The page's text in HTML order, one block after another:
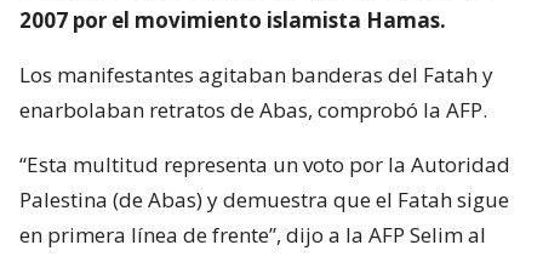
2007 por el movimiento islamista Hamas.
Los manifestantes agitaban banderas del Fatah y
enarbolaban retratos de Abas, comprobó la AFP.
“Esta multitud representa un voto por la Autoridad
Palestina (de Abas) y demuestra que el Fatah sigue
en primera línea de frente”, dijo a la AFP Selim al